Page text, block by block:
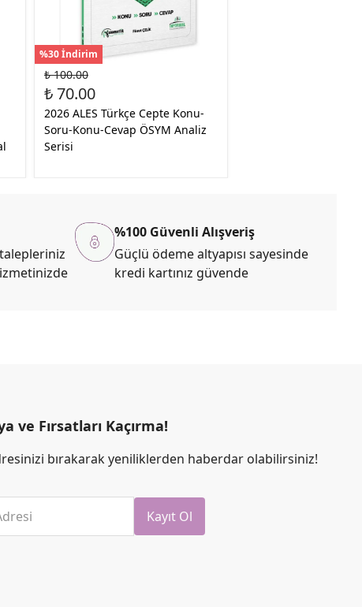
%30 İndirim
₺ 100.00
₺ 70.00
2026 ALES Türkçe Cepte Konu-
Soru-Konu-Cevap ÖSYM Analiz
Serisi
%100 Güvenli Alışveriş
Güçlü ödeme altyapısı sayesinde
kredi kartınız güvende
ve Fırsatları Kaçırma!
bırakarak yeniliklerden haberdar olabilirsiniz!
Kayıt Ol